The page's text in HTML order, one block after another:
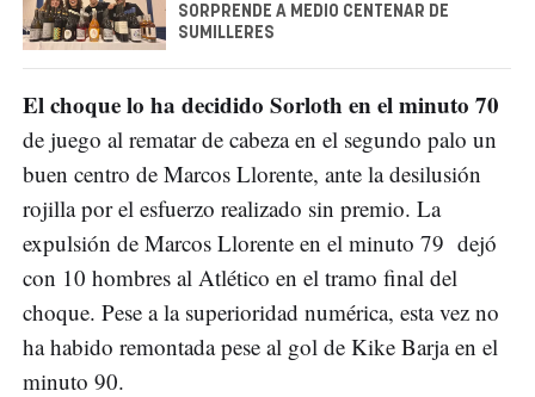
SORPRENDE A MEDIO CENTENAR DE
SUMILLERES
El choque lo ha decidido Sorloth en el minuto 70
de juego al rematar de cabeza en el segundo palo un
buen centro de Marcos Llorente, ante la desilusión
rojilla por el esfuerzo realizado sin premio. La
expulsión de Marcos Llorente en el minuto 79 dejó
con 10 hombres al Atlético en el tramo final del
choque. Pese a la superioridad numérica, esta vez no
ha habido remontada pese al gol de Kike Barja en el
minuto 90.